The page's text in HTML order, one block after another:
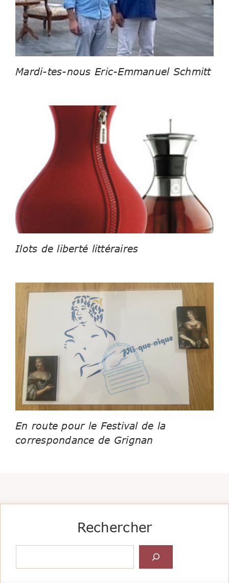
Mardi-tes-nous Eric-Emmanuel Schmitt
Ilots de liberté littéraires
En route pour le Festival de la
correspondance de Grignan
Rechercher